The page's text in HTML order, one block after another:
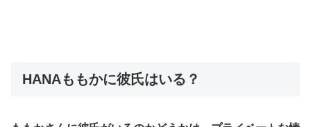
HANAももかに彼氏はいる？